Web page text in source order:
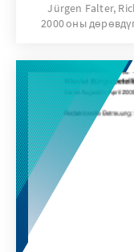
Jürgen Falter,
2000 оны